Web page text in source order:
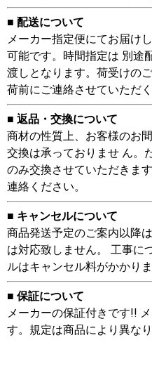
■ 配送について
メーカー指定便にてお届け
可能です。時間指定は 別途
渡しとなります。荷受けの
荷前にご連絡させていただ
■ 返品・交換について
商材の性質上、お客様のお
交換は承っておりませ ん。
のみ交換させていただきま
連絡ください。
■ キャンセルについて
商品発送予定のご案内以降
は対応致しません。 工事に
ルはキャンセル料がかかりま
■ 保証について
メーカーの保証付きです!!
す。規定は商品により異なり